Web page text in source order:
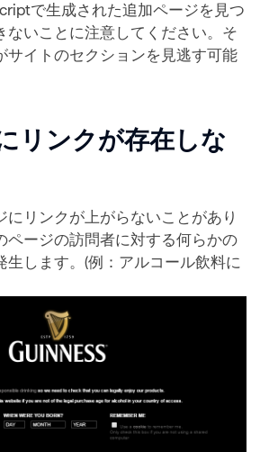
で生成された追加ページを見つ
ないことに注意してください。そ
サイトのセクションを見逃す可能
リンクが存在しな
にリンクが上がらないことがあり
ページの訪問者に対する何らかの
生します。(例：アルコール飲料に